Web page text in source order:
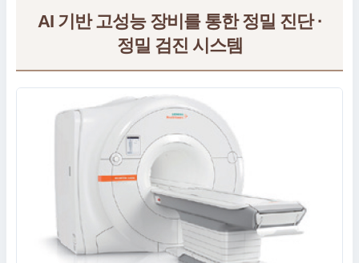
AI 기반 고성능 장비를 통한 정밀 진단 ·
정밀 검진 시스템